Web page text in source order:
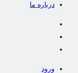
درباره ما
ورود